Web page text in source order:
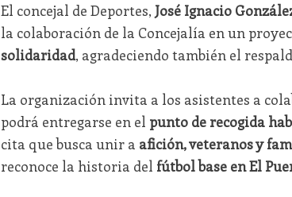
El concejal de Deportes, José Ignacio
la colaboración de la Concejalía en un
solidaridad, agradeciendo también el
La organización invita a los asistentes a
podrá entregarse en el punto de recogida
cita que busca unir a afición, veteranos y
reconoce la historia del fútbol base en El